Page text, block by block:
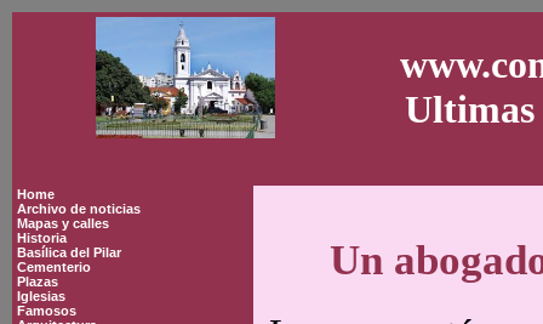
Ultimas
Home
Archivo de noticias
Mapas y calles
Historia
Basílica del Pilar
Cementerio
Plazas
Iglesias
Famosos
Un